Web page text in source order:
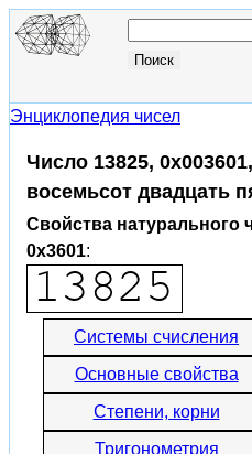
Энциклопедия чисел
Число 13825,
восемьсот двадцать
Свойства натурального
0x3601:
Системы счисления
Основные свойства
Степени, корни
Тригонометрия